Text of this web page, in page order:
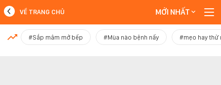
MỚI NHẤT
VỀ TRANG CHỦ MỚI NHẤT
#Sắp mâm mở bếp #Mùa nào bệnh nấy #mẹo hay thử